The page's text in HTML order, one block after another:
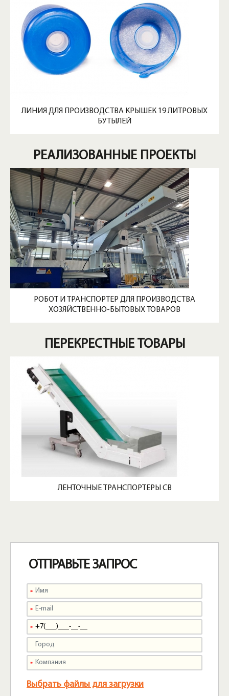
ЛИНИЯ ДЛЯ ПРОИЗВОДСТВА КРЫШЕК 19 ЛИТРОВЫХ
БУТЫЛЕЙ
РЕАЛИЗОВАННЫЕ ПРОЕКТЫ
РОБОТ И ТРАНСПОРТЕР ДЛЯ ПРОИЗВОДСТВА
ХОЗЯЙСТВЕННО-БЫТОВЫХ ТОВАРОВ
ПЕРЕКРЕСТНЫЕ ТОВАРЫ
ЛЕНТОЧНЫЕ ТРАНСПОРТЕРЫ CB
ОТПРАВЬТЕ ЗАПРОС
Выбрать файлы для загрузки